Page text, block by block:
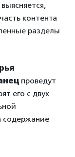
контента
разделы
проведут
его с двух
содержание